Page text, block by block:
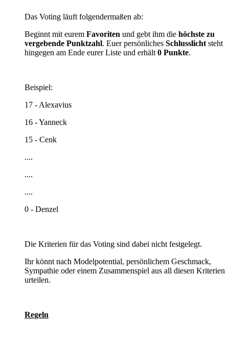
Das Voting läuft folgendermaßen ab:
Beginnt mit eurem Favoriten und gebt ihm die höchste zu
vergebende Punktzahl. Euer persönliches Schlusslicht steht
hingegen am Ende eurer Liste und erhält 0 Punkte.
Beispiel:
17 - Alexavius
16 - Yanneck
15 - Cenk
....
....
....
0 - Denzel
Die Kriterien für das Voting sind dabei nicht festgelegt.
Ihr könnt nach Modelpotential, persönlichem Geschmack,
Sympathie oder einem Zusammenspiel aus all diesen Kriterien
urteilen.
Regeln